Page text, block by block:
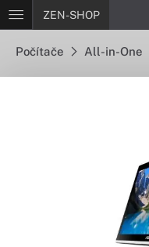
ZEN-SHOP
Počítače All-in-One